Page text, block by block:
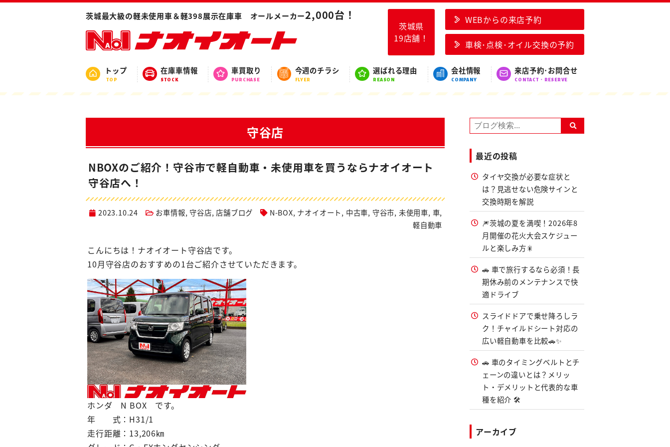
茨城最大級の軽未使用車＆軽398展示在庫車 オールメーカー2,000台！
茨城県
19店舗！
WEBからの来店予約
車検･点検･オイル交換の予約
トップ
TOP
在庫車情報
STOCK
車買取り
PURCHASE
今週のチラシ
FLYER
選ばれる理由
REASON
会社情報
COMPANY
来店予約･お問合せ
CONTACT・RESERVE
スタッフブログ
BLOG
守谷店
NBOXのご紹介！守谷市で軽自動車・未使用車を買うならナオイオート
守谷店へ！
2023.10.24 お車情報,守谷店, 店舗ブログ N-BOX, ナオイオート, 中古車, 守谷市, 未使用車, 車,
軽自動車
こんにちは！ナオイオート守谷店です。
10月守谷店のおすすめの1台ご紹介させていただきます。
ホンダ N BOX です。
年 式：H31/1
走行距離：13,206㎞
最近の投稿
タイヤ交換が必要な症状と
は？見逃せない危険サインと
交換時期を解説
🎆茨城の夏を満喫！2026年8
月開催の花火大会スケジュー
ルと楽しみ方🎇
🚗 車で旅行するなら必須！長
期休み前のメンテナンスで快
適ドライブ
スライドドアで乗せ降ろしラ
ク！チャイルドシート対応の
広い軽自動車を比較🚗✨
🚗 車のタイミングベルトとチ
ェーンの違いとは？メリッ
ト・デメリットと代表的な車
種を紹介 🛠️
アーカイブ